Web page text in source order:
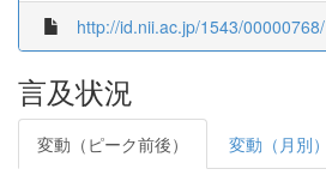
http://id.nii.ac.jp/1543/00000768/
言及状況
変動（ピーク前後） 変動（月別）